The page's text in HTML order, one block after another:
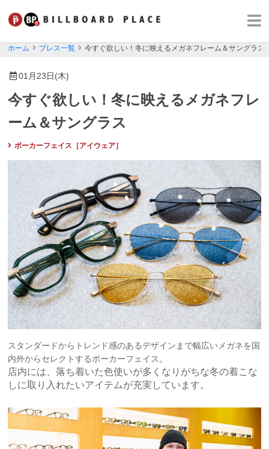
ホーム プレス一覧 今すぐ欲しい！冬に映えるメガネフレーム＆サングラス
01月23日(木)
今すぐ欲しい！冬に映えるメガネフレ
ーム＆サングラス
ポーカーフェイス［アイウェア］
スタンダードからトレンド感のあるデザインまで幅広いメガネを国
内外からセレクトするポーカーフェイス。
店内には、落ち着いた色使いが多くなりがちな冬の着こな
しに取り入れたいアイテムが充実しています。